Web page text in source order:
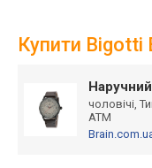
Купити Bigotti
чоловічі,
ATM